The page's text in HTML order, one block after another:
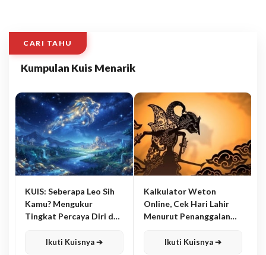
CARI TAHU
Kumpulan Kuis Menarik
KUIS: Seberapa Leo Sih
Kamu? Mengukur
Tingkat Percaya Diri dan
Ikuti Kuisnya ➔
Kalkulator Weton
Online, Cek Hari Lahir
Menurut Penanggalan
Ikuti Kuisnya ➔